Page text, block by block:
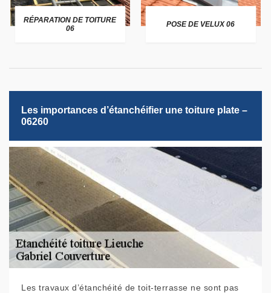
RÉPARATION DE TOITURE
06
POSE DE VELUX 06
Les importances d’étanchéifier une toiture plate –
06260
Les travaux d’étanchéité de toit-terrasse ne sont pas